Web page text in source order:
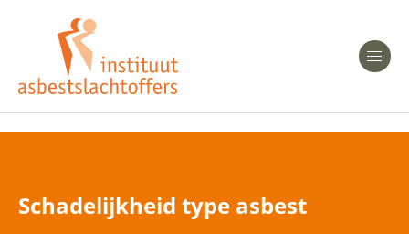
Heeft u Mesothelioom?
Heeft u Asbestose?
Bent u arts?
Asbest en Gezondheid
Schadelijkheid type asbest